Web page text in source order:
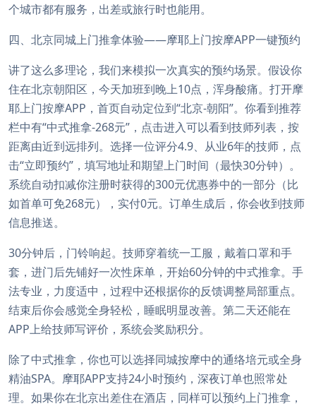
个城市都有服务，出差或旅行时也能用。
四、北京同城上门推拿体验——摩耶上门按摩APP一键预约
讲了这么多理论，我们来模拟一次真实的预约场景。假设你
住在北京朝阳区，今天加班到晚上10点，浑身酸痛。打开摩
耶上门按摩APP，首页自动定位到“北京-朝阳”。你看到推荐
栏中有“中式推拿-268元”，点击进入可以看到技师列表，按
距离由近到远排列。选择一位评分4.9、从业6年的技师，点
击“立即预约”，填写地址和期望上门时间（最快30分钟）。
系统自动扣减你注册时获得的300元优惠券中的一部分（比
如首单可免268元），实付0元。订单生成后，你会收到技师
信息推送。
30分钟后，门铃响起。技师穿着统一工服，戴着口罩和手
套，进门后先铺好一次性床单，开始60分钟的中式推拿。手
法专业，力度适中，过程中还根据你的反馈调整局部重点。
结束后你会感觉全身轻松，睡眠明显改善。第二天还能在
APP上给技师写评价，系统会奖励积分。
除了中式推拿，你也可以选择同城按摩中的通络培元或全身
精油SPA。摩耶APP支持24小时预约，深夜订单也照常处
理。如果你在北京出差住在酒店，同样可以预约上门推拿，